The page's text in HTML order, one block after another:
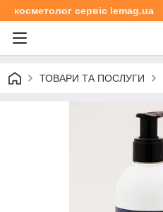
косметолог сервіс lemag.ua
ТОВАРИ ТА ПОСЛУГИ